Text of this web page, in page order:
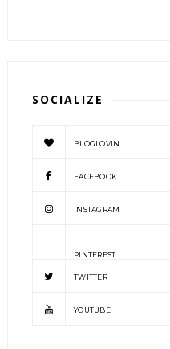
SOCIALIZE
BLOGLOVIN
FACEBOOK
INSTAGRAM
PINTEREST
TWITTER
YOUTUBE